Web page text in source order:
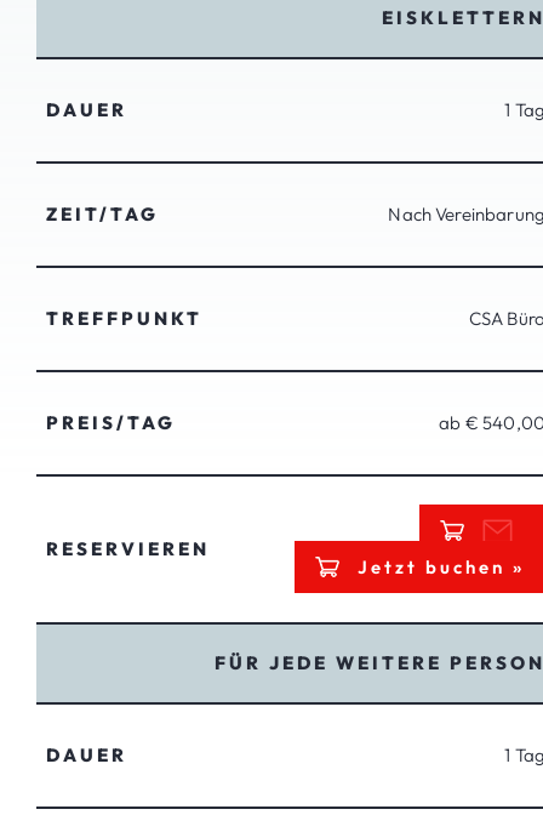
DAUER 1
ZEIT/TAG Nach
TREFFPUNKT CSA
PREIS/TAG ab €
RESERVIEREN
Jetzt buchen »
FÜR JEDE WEITERE
DAUER 1